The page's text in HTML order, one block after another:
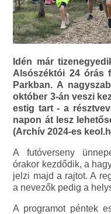
Idén már
Alsószéktói 24 órás
Parkban. A
október 3-án veszi
estig tart - a
napon át lesz
(Archív 2024-es
A futóverseny
órakor kezdődik, a
jelzi majd a rajtot. A
a nevezők pedig a
A programot péntek